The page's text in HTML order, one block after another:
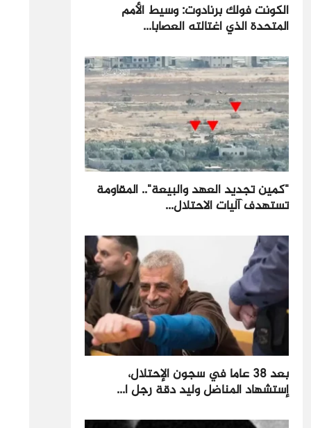
الكونت فولك برنادوت: وسيط الأمم
المتحدة الذي اغتالته العصابا...
"كمين تجديد العهد والبيعة".. المقاومة
تستهدف آليات الاحتلال...
بعد 38 عاما في سجون الإحتلال،
إستشهاد المناضل وليد دقة رجل ا...